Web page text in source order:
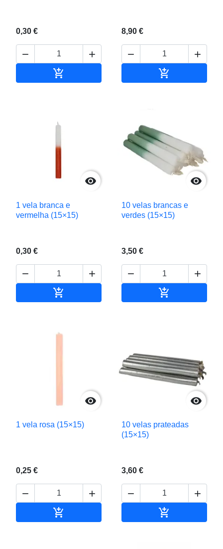
0,30 €
 

8,90 €
 


1 vela branca e
vermelha (15×15)
0,30 €
 


10 velas brancas e
verdes (15×15)
3,50 €
 


1 vela rosa (15×15)
0,25 €
 


10 velas prateadas
(15×15)
3,60 €
 
